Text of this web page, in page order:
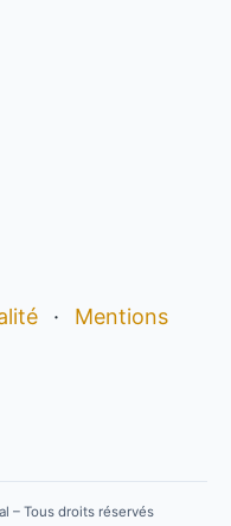
·
Mentions
– Tous droits réservés